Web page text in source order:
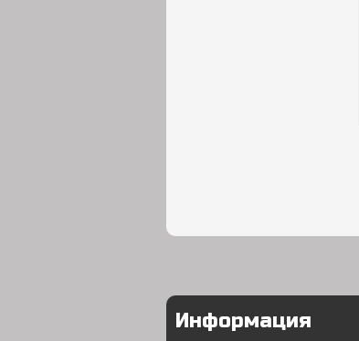
Информация